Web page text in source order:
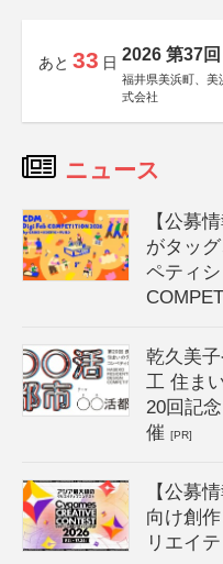
あと 33 日 2026 第37
福井県美浜町、美
式会社
ニュース
【公募
がタッ
ペティ
乾久美
工 住ま
20回記
催[PR]
【公募
向け創
リエイ